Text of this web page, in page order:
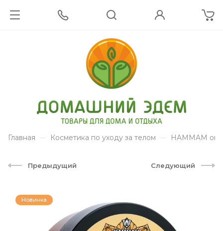
Главная Косметика по уходу за телом HAMMAM
Предыдущий Следующий
Новинка